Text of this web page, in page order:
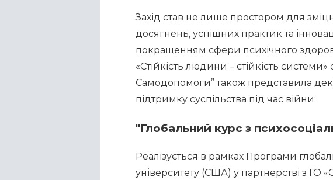
Захід став не лише простором для
досягнень, успішних практик та
покращенням сфери психічного
«Стійкість людини – стійкість
Самодопомоги” також представила
підтримку суспільства під час війни:
"Глобальний курс з
Реалізується в рамках Програми
університету (США) у партнерстві з ГО